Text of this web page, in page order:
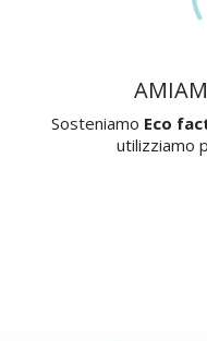
Sosteniamo Eco
utilizziamo